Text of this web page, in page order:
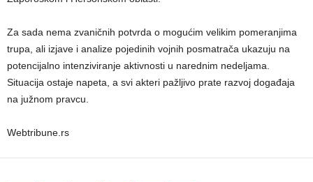
Za sada nema zvaničnih potvrda o mogućim velikim pomeranjima
trupa, ali izjave i analize pojedinih vojnih posmatrača ukazuju na
potencijalno intenziviranje aktivnosti u narednim nedeljama.
Situacija ostaje napeta, a svi akteri pažljivo prate razvoj događaja
na južnom pravcu.
Webtribune.rs